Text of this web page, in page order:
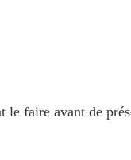
le faire avant de